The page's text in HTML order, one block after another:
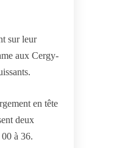
sur leur
aux Cergy-
en tête
deux
à 36.